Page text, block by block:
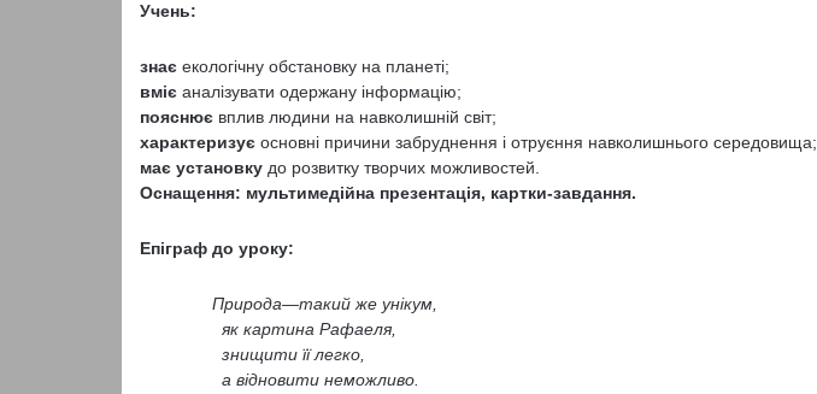
Учень:
знає екологічну обстановку на планеті;
вміє аналізувати одержану інформацію;
пояснюєвплив людини на навколишній світ;
характеризує основні причини забруднення і отруєння навколишнього середовища;
має установкудо розвитку творчих можливостей.
Оснащення: мультимедійна презентація, картки-завдання.
Епіграф до уроку:
Природа—такий же унікум,
як картина Рафаеля,
знищити її легко,
а відновити неможливо.